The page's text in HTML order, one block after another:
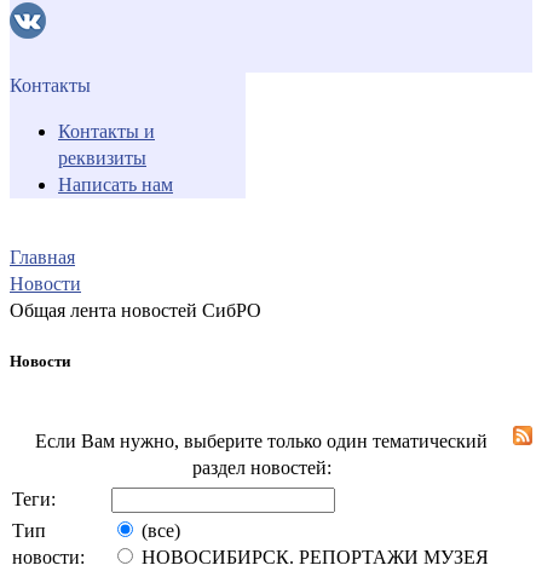
Контакты
Контакты и
реквизиты
Написать нам
Главная
Новости
Общая лента новостей СибРО
Новости
Если Вам нужно, выберите только один тематический
раздел новостей:
Теги:
Тип
новости:
(все)
НОВОСИБИРСК. РЕПОРТАЖИ МУЗЕЯ